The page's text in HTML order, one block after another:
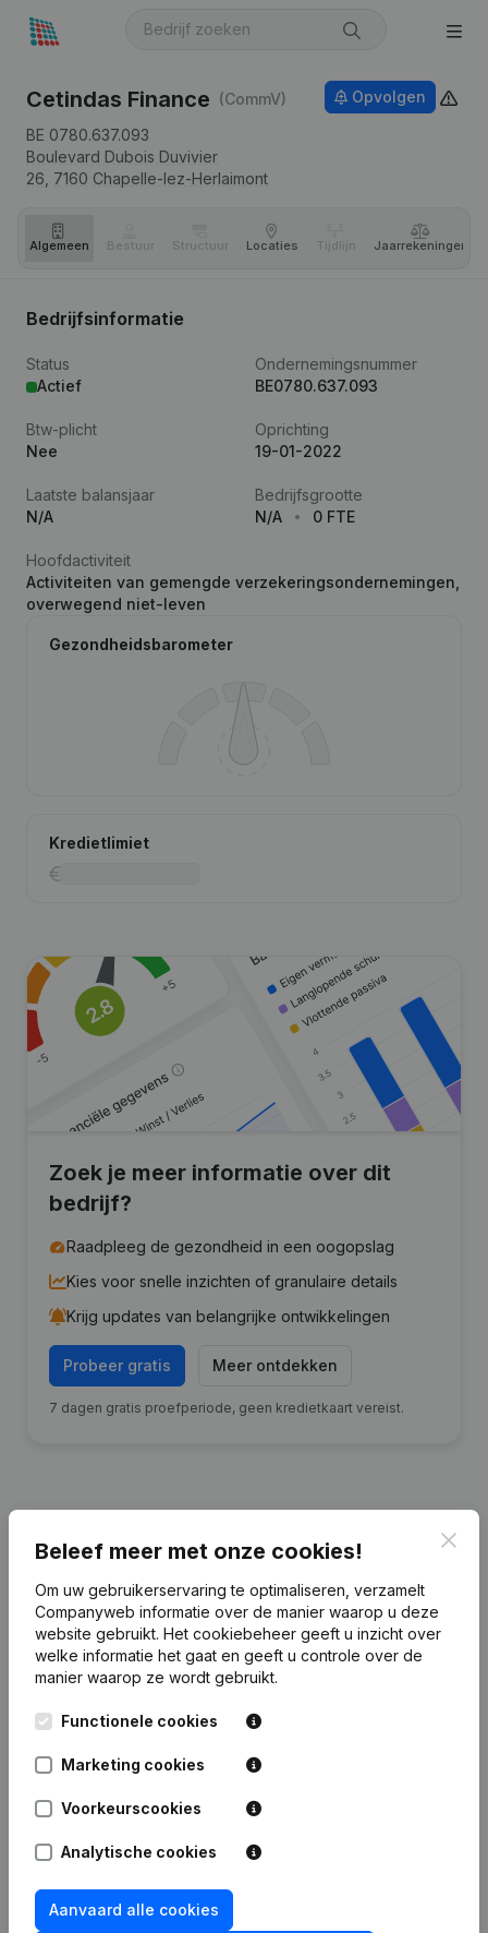
Cetindas Finance (CommV)
BE 0780.637.093
Boulevard Dubois Duvivier
26, 7160 Chapelle-lez-Herlaimont
Opvolgen
Algemeen Bestuur Structuur Locaties Tijdlijn Jaar­rekeningen
Bedrijfsinformatie
Status
Actief
Ondernemingsnummer
BE0780.637.093
Btw-plicht
Nee
Oprichting
19-01-2022
Laatste balansjaar
N/A
Bedrijfsgrootte
N/A
0 FTE
Hoofdactiviteit
Activiteiten van gemengde verzekeringsondernemingen,
overwegend niet-leven
Gezondheidsbarometer
Kredietlimiet
Zoek je meer informatie over dit
bedrijf?
Raadpleeg de gezondheid in een oogopslag
Kies voor snelle inzichten of granulaire details
Krijg updates van belangrijke ontwikkelingen
Probeer gratis Meer ontdekken
7 dagen gratis proefperiode, geen kredietkaart vereist.
Publicatiesvan Cetindas Finance
Datum Publicatie
21-01-2022
Rubriek Oprichting (Nieuwe
Rechtspersoon, Opening Bijkantoor,
Wat is het ondernemingsnummer van Cetindas
Finance
Beleef meer met onze cookies!
Om uw gebruikerservaring te optimaliseren, verzamelt
Companyweb informatie over de manier waarop u deze
website gebruikt. Het cookiebeheer geeft u inzicht over
welke informatie het gaat en geeft u controle over de
manier waarop ze wordt gebruikt.
Functionele cookies
Marketing cookies
Voorkeurscookies
Analytische cookies
Aanvaard alle cookies